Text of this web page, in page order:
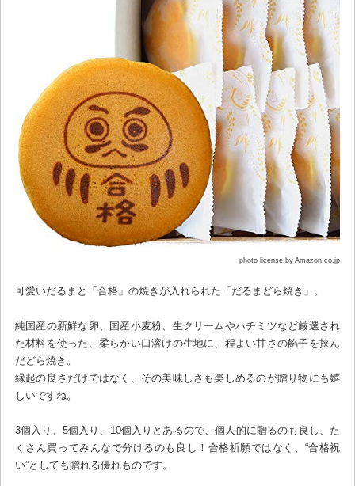
photo license by Amazon.co.jp
可愛いだるまと「合格」の焼きが入れられた「だるまどら焼き」。
純国産の新鮮な卵、国産小麦粉、生クリームやハチミツなど厳選され
た材料を使った、柔らかい口溶けの生地に、程よい甘さの餡子を挟ん
だどら焼き。
縁起の良さだけではなく、その美味しさも楽しめるのが贈り物にも嬉
しいですね。
3個入り、5個入り、10個入りとあるので、個人的に贈るのも良し、た
くさん買ってみんなで分けるのも良し！合格祈願ではなく、“合格祝
い”としても贈れる優れものです。